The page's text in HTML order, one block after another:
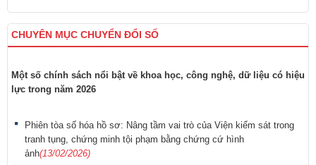
CHUYÊN MỤC CHUYỂN ĐỔI SỐ
Một số chính sách nổi bật về khoa học, công nghệ, dữ liệu có hiệu
lực trong năm 2026
Phiên tòa số hóa hồ sơ: Nâng tầm vai trò của Viện kiểm sát trong
tranh tụng, chứng minh tội phạm bằng chứng cứ hình
ảnh(13/02/2026)